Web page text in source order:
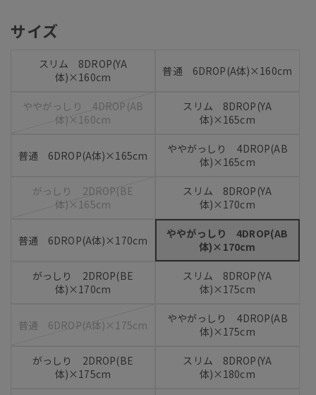
サイズ
スリム 8DROP(YA
体)×160cm
普通 6DROP(A体)×160cm
ややがっしり 4DROP(AB
体)×160cm
スリム 8DROP(YA
体)×165cm
普通 6DROP(A体)×165cm
ややがっしり 4DROP(AB
体)×165cm
がっしり 2DROP(BE
体)×165cm
スリム 8DROP(YA
体)×170cm
普通 6DROP(A体)×170cm
ややがっしり 4DROP(AB
体)×170cm
がっしり 2DROP(BE
体)×170cm
スリム 8DROP(YA
体)×175cm
普通 6DROP(A体)×175cm
ややがっしり 4DROP(AB
体)×175cm
がっしり 2DROP(BE
体)×175cm
スリム 8DROP(YA
体)×180cm